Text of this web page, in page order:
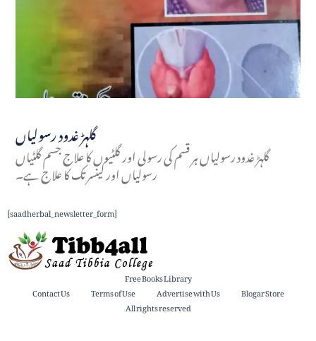
گلہڑ غدود رسولیاں
گلہڑ غدود رسولیاں ہر قسم کی رسولی اور گلٹیوں کا علاج جسم گلٹیاں
رسولیاں اور کینسر تک کا علاج ہے۔
[saadherbal_newsletter_form]
Free Books Library
Contact Us Terms of Use Advertise with Us Blogar Store
All rights reserved